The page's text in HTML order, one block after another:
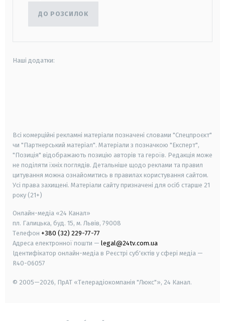
ДО РОЗСИЛОК
Наші додатки:
Всі комерційні рекламні матеріали позначені словами "Спецпроєкт"
чи "Партнерський матеріал". Матеріали з позначкою "Експерт",
"Позиція" відображають позицію авторів та героїв. Редакція може
не поділяти їхніх поглядів. Детальніше щодо реклами та правил
цитування можна ознайомитись в правилах користування сайтом.
Усі права захищені. Матеріали сайту призначені для осіб старше 21
року (21+)
Онлайн-медіа «24 Канал»
пл. Галицька, буд. 15, м. Львів, 79008
Телефон +380 (32) 229-77-77
Адреса електронної пошти — legal@24tv.com.ua
Ідентифікатор онлайн-медіа в Реєстрі суб'єктів у сфері медіа —
R40-06057
© 2005—2026, ПрАТ «Телерадіокомпанія "Люкс"», 24 Канал.